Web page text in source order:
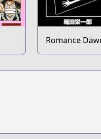
Romance